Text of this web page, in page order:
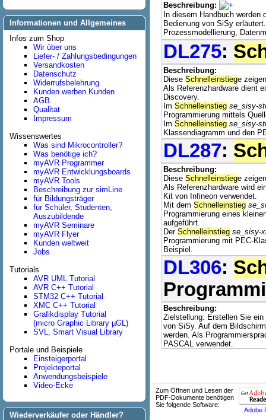
Informationen und Allgemeines
Infos zum Shop
Wir über uns
Liefer- / Zahlungsbedingungen
Versandkosten
Datenschutz
Widerrufsbelehrung
Kunden werben Kunden
AGB
Qualität
Impressum
Wissenswertes
Was sind Mikrocontroller?
Was benötige ich?
myAVR Programmer
myAVR Entwicklungsboards
myAVR Tools
Beschreibung zur simLine
für Bildungsträger
für Schüler, Studenten,
Auszubildende
myAVR Seminare
myAVR Flyer
Kunden weltweit
Jobs
Tutorials
AVR UML Tutorial
AVR C++ Tutorial
STM32 C++ Tutorial
XMC C++ Tutorial
Grafikdisplay Tutorial
(micro Graphic Library µGL)
SVL, Smart Visual Library
Portale und Beispiele
Einsteigerportal
Projekteportal
Anwendungsbeispiele
Video-Ecke
Wiederverkäufer oder Händler?
Beschreibung:
In diesem Handbuch werden
Bedienung von SiSy
Prozessmodellierung,
DL275:
Beschreibung:
Diese Schnelleinstiege
Als Referenzhardware dient
Discovery.
Im Schnelleinstieg se_sisy-
Programmierung mittels
Im Schnelleinstieg se_sisy-
Klassendiagramm und den
DL287:
Beschreibung:
Diese Schnelleinstiege
Als Referenzhardware wird
Kit von Infineon verwendet.
Mit dem Schnelleinstieg
Programmierung eines
aufgeführt.
Der Schnelleinstieg se_sisy-
Programmierung mit PEC-
Beispiel.
DL306:
Beschreibung:
Zielstellung: Erstellen Sie
von SiSy. Auf dem
werden. Als
PASCAL verwendet.
Zum Öffnen und Lesen der
PDF-Dokumente benötigen
Sie folgende Software:
Adobe